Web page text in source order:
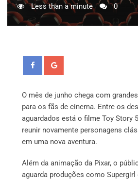
Less than a minute
0
O mês de junho chega com
para os fãs de cinema. Entre os
aguardados está o filme Toy Story
reunir novamente personagens
em uma nova aventura.
Além da animação da Pixar, o
aguarda produções como